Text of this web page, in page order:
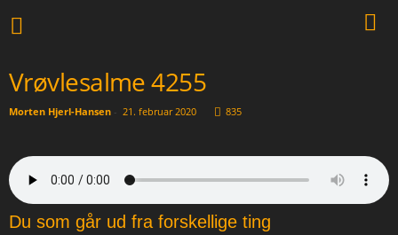
Vrøvlesalme 4255
Morten Hjerl-Hansen - 21. februar 2020 835
Du som går ud fra forskellige ting